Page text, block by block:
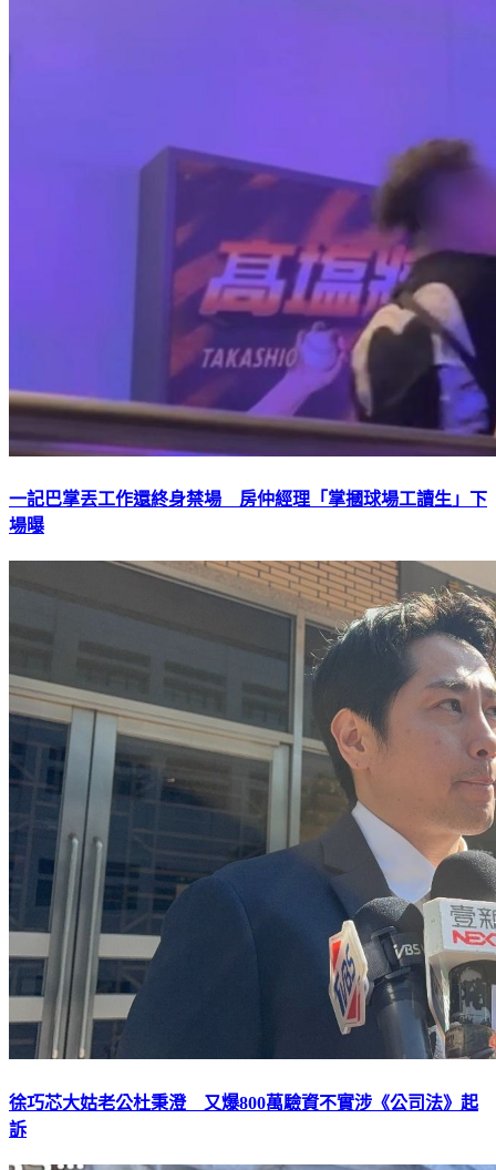
一記巴掌丟工作還終身禁場 房仲經理「掌摑球場工讀生」下
場曝
徐巧芯大姑老公杜秉澄 又爆800萬驗資不實涉《公司法》起
訴